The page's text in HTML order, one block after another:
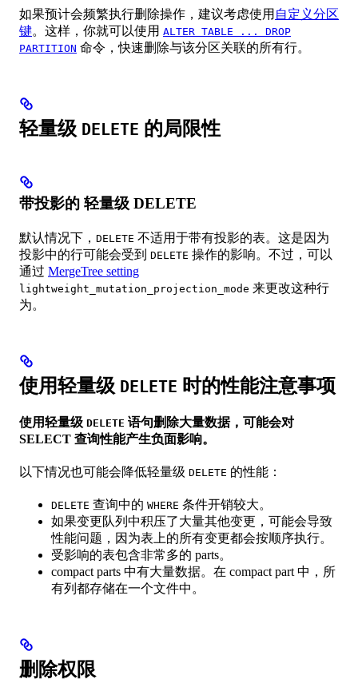
如果预计会频繁执行删除操作，建议考虑使用 自定义分区
键。这样，你就可以使用 ALTER TABLE ... DROP
PARTITION 命令，快速删除与该分区关联的所有行。
轻量级 DELETE 的局限性
带投影的 轻量级 DELETE
默认情况下， DELETE 不适用于带有投影的表。这是因为
投影中的行可能会受到 DELETE 操作的影响。不过，可以
通过 MergeTree setting
lightweight_mutation_projection_mode 来更改这种行
为。
使用轻量级 DELETE 时的性能注意事项
使用轻量级 DELETE 语句删除大量数据，可能会对
SELECT 查询性能产生负面影响。
以下情况也可能会降低轻量级 DELETE 的性能：
DELETE 查询中的 WHERE 条件开销较大。
如果变更队列中积压了大量其他变更，可能会导致
性能问题，因为表上的所有变更都会按顺序执行。
受影响的表包含非常多的 parts。
compact parts 中有大量数据。在 compact part 中，所
有列都存储在一个文件中。
删除权限